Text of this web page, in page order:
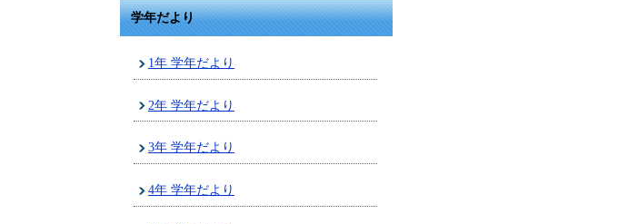
学年だより
1年 学年だより
2年 学年だより
3年 学年だより
4年 学年だより